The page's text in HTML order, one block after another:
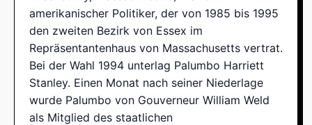
amerikanischer Politiker, der von 1985 bis 1995
den zweiten Bezirk von Essex im
Repräsentantenhaus von Massachusetts vertrat.
Bei der Wahl 1994 unterlag Palumbo Harriett
Stanley. Einen Monat nach seiner Niederlage
wurde Palumbo von Gouverneur William Weld
als Mitglied des staatlichen